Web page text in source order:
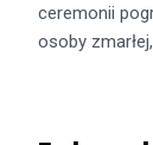
ceremonii
osoby